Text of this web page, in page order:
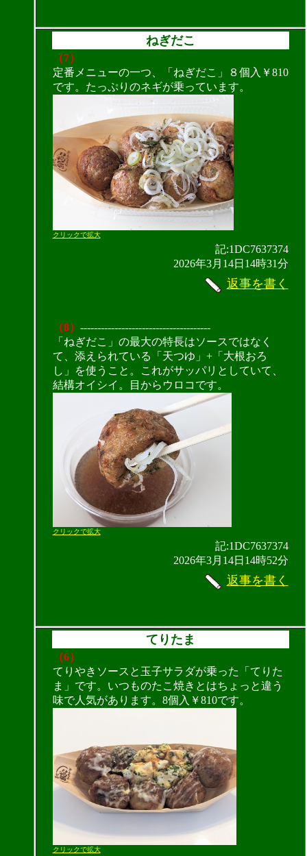
ねぎだこ
（7）
定番メニューの一つ、「ねぎだこ」８個入￥810
です。たっぷりのネギが乗っています。
クリックで拡大
記:1DC7637374
2026年3月14日14時31分
返事を書く
（8） --------------------------------------
「ねぎだこ」の最大の特長はソースではなく
て、添えられている「天つゆ」+「大根おろ
し」を使うこと。これがサッパリとしていて、
結構オイシイ。目からウロコです。
クリックで拡大
記:1DC7637374
2026年3月14日14時52分
返事を書く
てりたま
（6）
てりやきソースと玉子サラダが乗った「てりた
ま」です。いつものたこ焼きとはちょっと違う
味で人気があります。8個入￥810です。
クリックで拡大